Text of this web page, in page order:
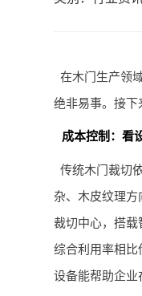
在木门生产领
绝非易事。接下
成本控制：看
传统木门裁切
杂、木皮纹理
裁切中心，搭
综合利用率相
设备能帮助企业